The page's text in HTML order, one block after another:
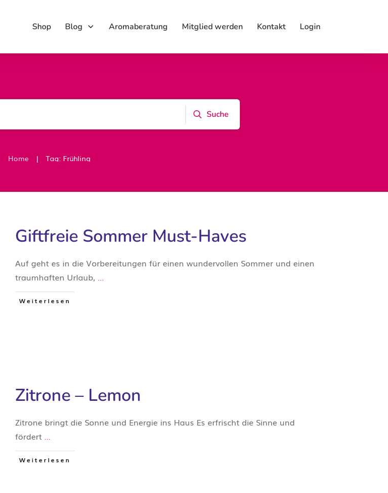
Shop Blog Aromaberatung Mitglied werden Kontakt Login
Suche
Home | Tag: Frühling
Giftfreie Sommer Must-Haves
Auf geht es in die Vorbereitungen für einen wundervollen Sommer und einen
traumhaften Urlaub, ...
Weiterlesen
Zitrone – Lemon
Zitrone bringt die Sonne und Energie ins Haus Es erfrischt die Sinne und
fördert ...
Weiterlesen